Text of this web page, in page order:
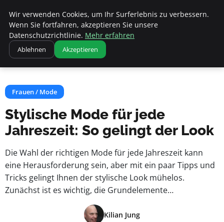
Fritz Elsas
Startseite
Frauen / Mode
Stylische Mode für jede Jahreszeit: So gelingt der Look
Frauen / Mode
Stylische Mode für jede
Jahreszeit: So gelingt der Look
Die Wahl der richtigen Mode für jede Jahreszeit kann
eine Herausforderung sein, aber mit ein paar Tipps und
Tricks gelingt Ihnen der stylische Look mühelos.
Zunächst ist es wichtig, die Grundelemente…
Kilian Jung
Wir verwenden Cookies, um Ihr Surferlebnis zu verbessern.
Wenn Sie fortfahren, akzeptieren Sie unsere
Datenschutzrichtlinie. Mehr erfahren
Ablehnen Akzeptieren